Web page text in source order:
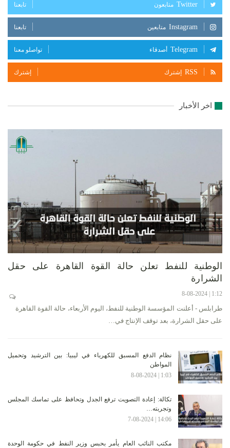
Twitter متابعون تابعنا
Instagram متابعين تابعنا
Telegram أصدقاء تواصلو معنا
RSS إشترك إشترك
اخر الأخبار
الوطنية للنفط تعلن حالة القوة القاهرة على حقل
الشرارة
1:12 | 8-08-2024
طرابلس - أعلنت المؤسسة الوطنية للنفط، اليوم الأربعاء، حالة القوة القاهرة
على حقل الشرارة، بعد توقف الإنتاج في…
نظام الدفع المسبق للكهرباء في ليبيا: بين الترشيد وتحميل
المواطن
1:03 | 8-08-2024
تكالة: إعادة التصويت ترفع الجدل وتحافظ على تماسك المجلس
وتجربته…
14:06 | 7-08-2024
مكتب النائب العام يأمر بحبس وزير النفط في حكومة الوحدة